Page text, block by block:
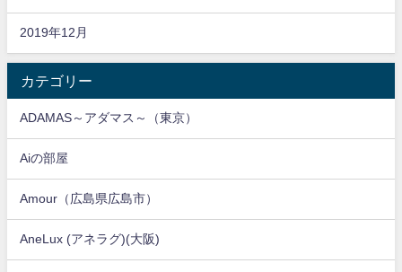
2019年12月
カテゴリー
ADAMAS～アダマス～（東京）
Aiの部屋
Amour（広島県広島市）
AneLux (アネラグ)(大阪)